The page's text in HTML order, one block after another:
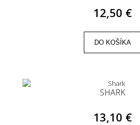
12,50 €
DO KOŠÍKA
SHARK
13,10 €